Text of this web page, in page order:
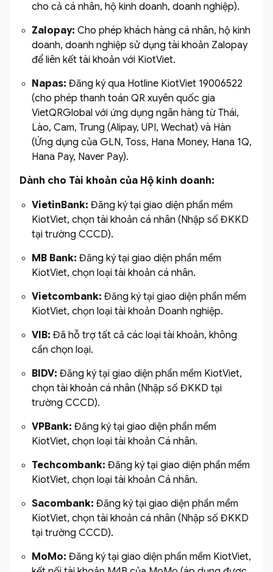
cho cả cá nhân, hộ kinh doanh, doanh nghiệp).
Zalopay: Cho phép khách hàng cá nhân, hộ kinh
doanh, doanh nghiệp sử dụng tài khoản Zalopay
để liên kết tài khoản với KiotViet.
Napas: Đăng ký qua Hotline KiotViet 19006522
(cho phép thanh toán QR xuyên quốc gia
VietQRGlobal với ứng dụng ngân hàng từ Thái,
Lào, Cam, Trung (Alipay, UPI, Wechat) và Hàn
(Ứng dụng của GLN, Toss, Hana Money, Hana 1Q,
Hana Pay, Naver Pay).
Dành cho Tài khoản của Hộ kinh doanh:
VietinBank: Đăng ký tại giao diện phần mềm
KiotViet, chọn tài khoản cá nhân (Nhập số ĐKKD
tại trường CCCD).
MB Bank: Đăng ký tại giao diện phần mềm
KiotViet, chọn loại tài khoản cá nhân.
Vietcombank: Đăng ký tại giao diện phần mềm
KiotViet, chọn loại tài khoản Doanh nghiệp.
VIB: Đã hỗ trợ tất cả các loại tài khoản, không
cần chọn loại.
BIDV: Đăng ký tại giao diện phần mềm KiotViet,
chọn tài khoản cá nhân (Nhập số ĐKKD tại
trường CCCD).
VPBank: Đăng ký tại giao diện phần mềm
KiotViet, chọn loại tài khoản Cá nhân.
Techcombank: Đăng ký tại giao diện phần mềm
KiotViet, chọn loại tài khoản Cá nhân.
Sacombank: Đăng ký tại giao diện phần mềm
KiotViet, chọn tài khoản cá nhân (Nhập số ĐKKD
tại trường CCCD).
MoMo: Đăng ký tại giao diện phần mềm KiotViet,